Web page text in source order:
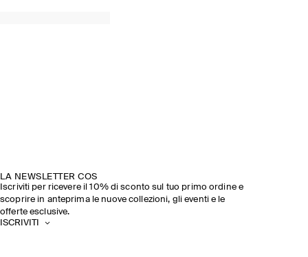
LA NEWSLETTER COS
Iscriviti per ricevere il 10% di sconto sul tuo primo ordine e
scoprire in anteprima le nuove collezioni, gli eventi e le
offerte esclusive.
ISCRIVITI